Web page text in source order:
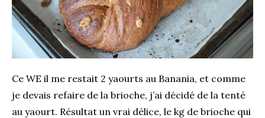
Ce WE il me restait 2 yaourts au Banania, et comme
je devais refaire de la brioche, j’ai décidé de la tenté
au yaourt. Résultat un vrai délice, le kg de brioche qui